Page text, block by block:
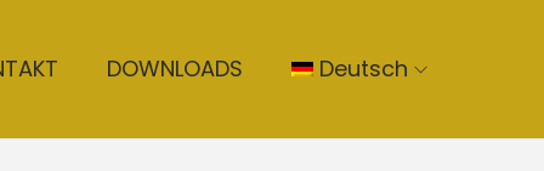
DOWNLOADS Deutsch